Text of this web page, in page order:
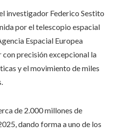
investigador Federico Sestito
por el telescopio espacial
Espacial Europea
precisión excepcional la
y el movimiento de miles
de 2.000 millones de
dando forma a uno de los